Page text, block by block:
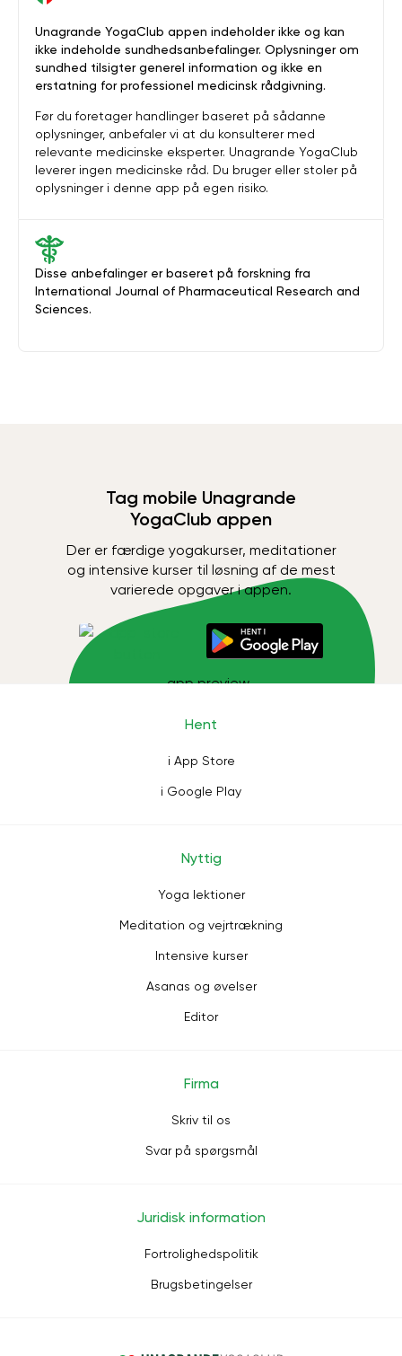
Disse anbefalinger er baseret på forskning fra
International Journal of Pharmaceutical Research and
Sciences.
Unagrande YogaClub appen indeholder ikke og kan
ikke indeholde sundhedsanbefalinger. Oplysninger om
sundhed tilsigter generel information og ikke en
erstatning for professionel medicinsk rådgivning.
Før du foretager handlinger baseret på sådanne
oplysninger, anbefaler vi at du konsulterer med
relevante medicinske eksperter. Unagrande YogaClub
leverer ingen medicinske råd. Du bruger eller stoler på
oplysninger i denne app på egen risiko.
Tag mobile Unagrande
YogaClub appen
Der er færdige yogakurser, meditationer
og intensive kurser til løsning af de mest
varierede opgaver i appen.
Hent
i App Store
i Google Play
Nyttig
Yoga lektioner
Meditation og vejrtrækning
Intensive kurser
Asanas og øvelser
Editor
Firma
Skriv til os
Svar på spørgsmål
Juridisk information
Fortrolighedspolitik
Brugsbetingelser